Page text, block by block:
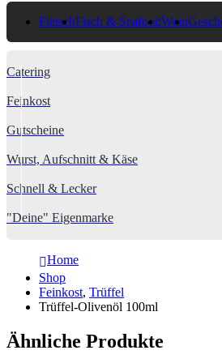
FleischFisch & SeafoodWein
Catering
Feinkost
Gutscheine
Wurst, Aufschnitt & Käse
Schnell & Lecker
"Deine" Eigenmarke
Home
Shop
Feinkost, Trüffel
Trüffel-Olivenöl 100ml
Ähnliche Produkte